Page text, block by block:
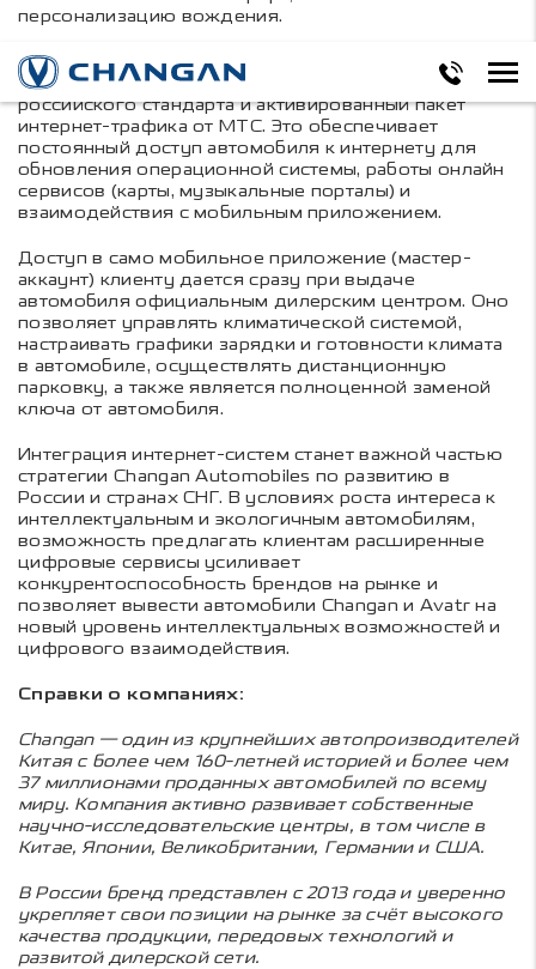
персонализацию вождения.
Уже сейчас каждый официально поставляемый в
Россию AVATR имеет штатный блок e-sim
российского стандарта и активированный пакет
интернет-трафика от МТС. Это обеспечивает
постоянный доступ автомобиля к интернету для
обновления операционной системы, работы онлайн
сервисов (карты, музыкальные порталы) и
взаимодействия с мобильным приложением.
Доступ в само мобильное приложение (мастер-
аккаунт) клиенту дается сразу при выдаче
автомобиля официальным дилерским центром. Оно
позволяет управлять климатической системой,
настраивать графики зарядки и готовности климата
в автомобиле, осуществлять дистанционную
парковку, а также является полноценной заменой
ключа от автомобиля.
Интеграция интернет-систем станет важной частью
стратегии Changan Automobiles по развитию в
России и странах СНГ. В условиях роста интереса к
интеллектуальным и экологичным автомобилям,
возможность предлагать клиентам расширенные
цифровые сервисы усиливает
конкурентоспособность брендов на рынке и
позволяет вывести автомобили Changan и Avatr на
новый уровень интеллектуальных возможностей и
цифрового взаимодействия.
Справки о компаниях:
Changan — один из крупнейших автопроизводителей
Китая с более чем 160-летней историей и более чем
37 миллионами проданных автомобилей по всему
миру. Компания активно развивает собственные
научно-исследовательские центры, в том числе в
Китае, Японии, Великобритании, Германии и США.
В России бренд представлен с 2013 года и уверенно
укрепляет свои позиции на рынке за счёт высокого
качества продукции, передовых технологий и
развитой дилерской сети.